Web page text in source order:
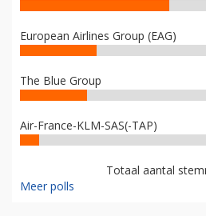
European Airlines Group (EAG)
The Blue Group
Air-France-KLM-SAS(-TAP)
Totaal aantal
Meer polls